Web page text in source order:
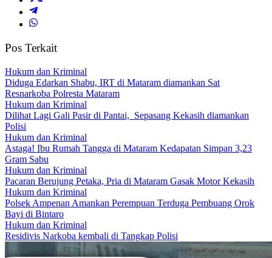
Pos Terkait
Hukum dan Kriminal
Diduga Edarkan Shabu, IRT di Mataram diamankan Sat
Resnarkoba Polresta Mataram
Hukum dan Kriminal
Dilihat Lagi Gali Pasir di Pantai, Sepasang Kekasih diamankan
Polisi
Hukum dan Kriminal
Astaga! Ibu Rumah Tangga di Mataram Kedapatan Simpan 3,23
Gram Sabu
Hukum dan Kriminal
Pacaran Berujung Petaka, Pria di Mataram Gasak Motor Kekasih
Hukum dan Kriminal
Polsek Ampenan Amankan Perempuan Terduga Pembuang Orok
Bayi di Bintaro
Hukum dan Kriminal
Residivis Narkoba kembali di Tangkap Polisi